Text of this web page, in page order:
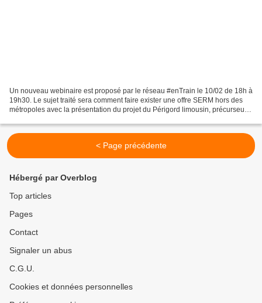
Un nouveau webinaire est proposé par le réseau #enTrain le 10/02 de 18h à
19h30. Le sujet traité sera comment faire exister une offre SERM hors des
métropoles avec la présentation du projet du Périgord limousin, précurseur
< Page précédente
Hébergé par Overblog
Top articles
Pages
Contact
Signaler un abus
C.G.U.
Cookies et données personnelles